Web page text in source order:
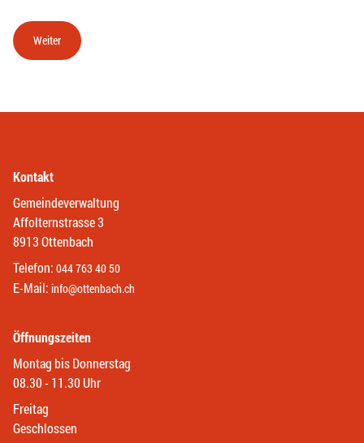
Kontakt
Gemeindeverwaltung
Affolternstrasse 3
8913 Ottenbach
Telefon: 044 763 40 50
E-Mail: info@ottenbach.ch
Öffnungszeiten
Montag bis Donnerstag
08.30 - 11.30 Uhr
Freitag
Geschlossen